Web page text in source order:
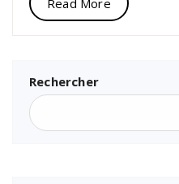
Rechercher